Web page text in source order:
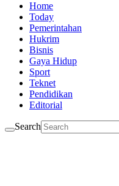
Home
Today
Pemerintahan
Hukrim
Bisnis
Gaya Hidup
Sport
Teknet
Pendidikan
Editorial
Search